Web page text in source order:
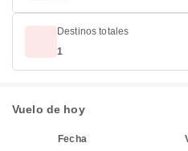
Destinos totales
1
Vuelo de hoy
Fecha